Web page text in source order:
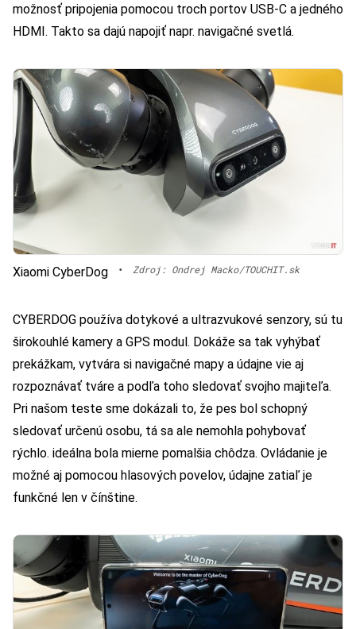
možnosť pripojenia pomocou troch portov USB-C a jedného
HDMI. Takto sa dajú napojiť napr. navigačné svetlá.
Xiaomi CyberDog • Zdroj: Ondrej Macko/TOUCHIT.sk
CYBERDOG používa dotykové a ultrazvukové senzory, sú tu
širokouhlé kamery a GPS modul. Dokáže sa tak vyhýbať
prekážkam, vytvára si navigačné mapy a údajne vie aj
rozpoznávať tváre a podľa toho sledovať svojho majiteľa.
Pri našom teste sme dokázali to, že pes bol schopný
sledovať určenú osobu, tá sa ale nemohla pohybovať
rýchlo. ideálna bola mierne pomalšia chôdza. Ovládanie je
možné aj pomocou hlasových povelov, údajne zatiaľ je
funkčné len v čínštine.